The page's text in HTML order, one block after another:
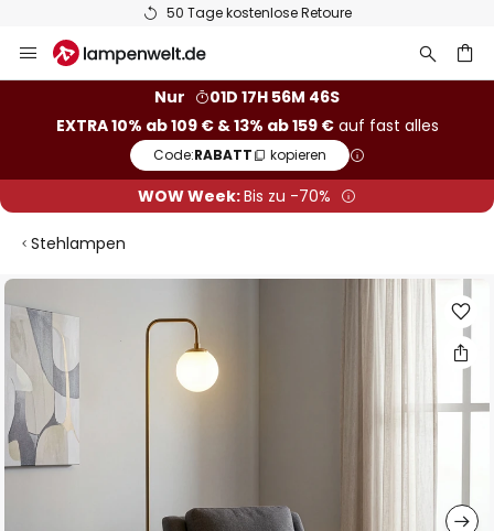
50 Tage kostenlose Retoure
Inhalt
Nur
01D 17H 56M 45S
EXTRA 10% ab 109 € & 13% ab 159 €auf fast alles
Code:RABATT kopieren
WOW Week:Bis zu -70%
Stehlampen
Zum
Ende
der
Bildgalerie
springen